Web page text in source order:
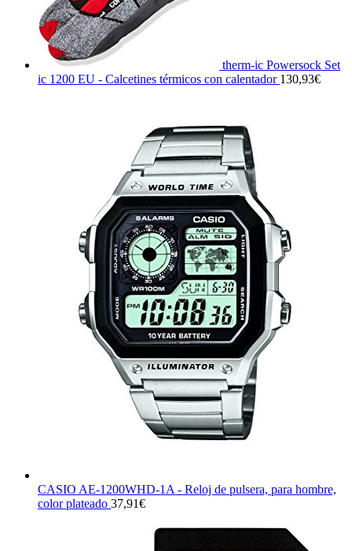
therm-ic Powersock Set
ic 1200 EU - Calcetines térmicos con calentador 130,93€
CASIO AE-1200WHD-1A - Reloj de pulsera, para hombre,
color plateado 37,91€